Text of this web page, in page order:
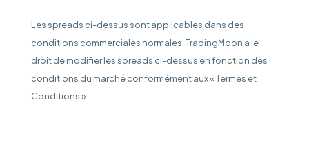
Les spreads ci-dessus sont applicables dans des
conditions commerciales normales. TradingMoon a le
droit de modifier les spreads ci-dessus en fonction des
conditions du marché conformément aux « Termes et
Conditions ».